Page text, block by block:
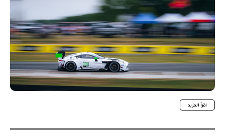
اقرأ المزيد